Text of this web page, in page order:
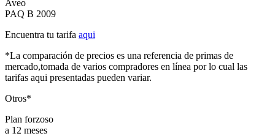
Aveo
PAQ B 2009
Encuentra tu tarifa aqui
*La comparación de precios es una referencia de primas de
mercado,tomada de varios compradores en línea por lo cual las
tarifas aqui presentadas pueden variar.
Otros*
Plan forzoso
a 12 meses